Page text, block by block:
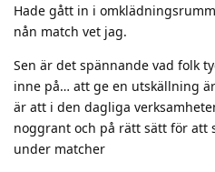
Hade gått in i
nån match vet jag.
Sen är det spännande vad folk
inne på… att ge en utskällning
är att i den dagliga
noggrant och på rätt sätt för att
under matcher